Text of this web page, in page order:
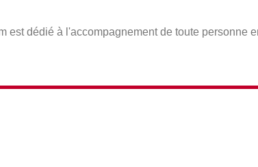
est dédié à l'accompagnement de toute personne